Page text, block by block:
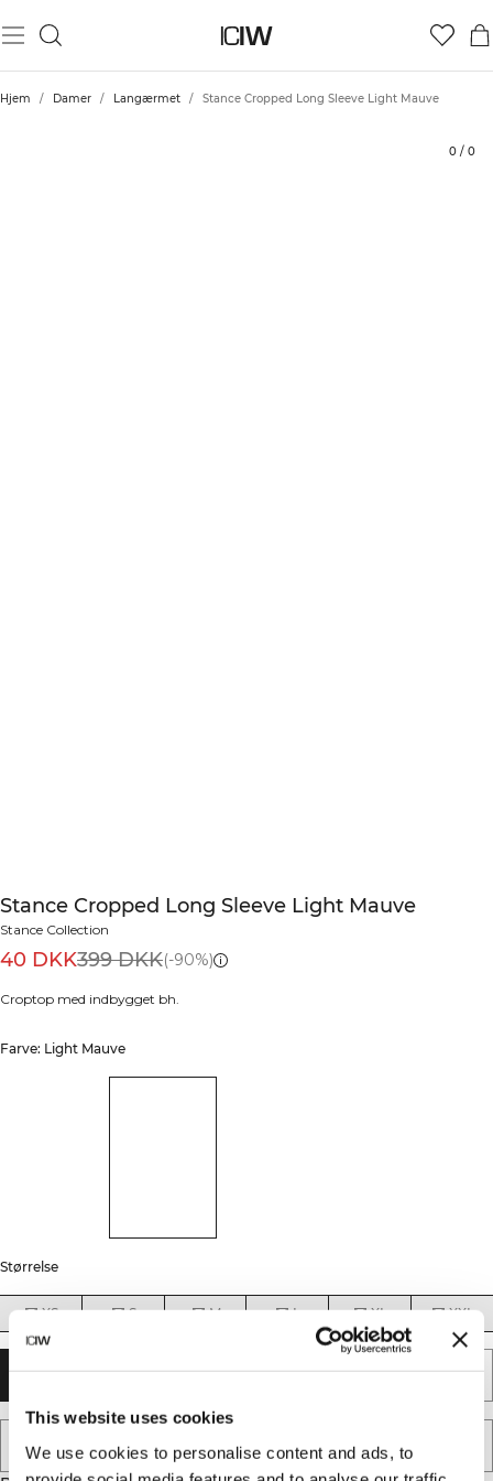
This website uses cookies
We use cookies to personalise content and ads, to
Hjem / Damer / Langærmet / Stance Cropped Long Sleeve Light Mauve
0 / 0
Stance Cropped Long Sleeve Light Mauve
Stance Collection
40 DKK399 DKK(-90%)
Croptop med indbygget bh.
Farve: Light Mauve
Størrelse
XS S M L XL XXL
UDSOLGT - GIV MIG BESKED
TILFØJ TIL ØNSKESKYEN